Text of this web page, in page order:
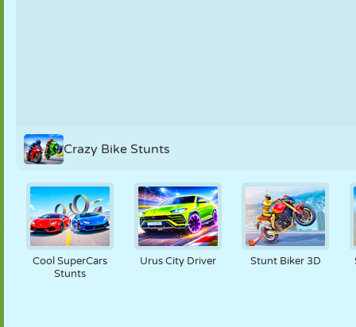
Crazy Bike Stunts
Cool SuperCars
Stunts
Urus City Driver Stunt Biker 3D